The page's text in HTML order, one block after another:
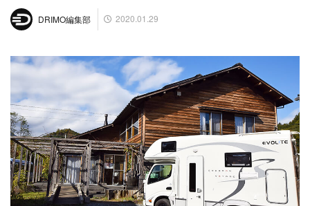
DRIMO編集部 2020.01.29